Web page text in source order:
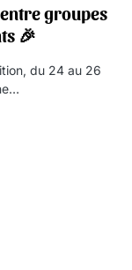
groupes
🎉
du 24 au 26